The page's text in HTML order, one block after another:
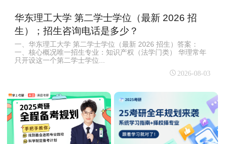
华东理工大学 第二学士学位（最新 2026 招
生）；招生咨询电话是多少？
一、华东理工大学 第二学士学位（最新 2026 招生）答案：
一、核心概况唯一招生专业：知识产权（法学门类） 华理常年
只开设这一个第二学士学位...
2026-08-03